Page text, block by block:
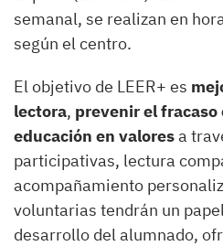
semanal, se realizan en
según el centro.
El objetivo de LEER+ es
lectora, prevenir el fracaso
educación en valoresa
participativas, lectura
acompañamiento
voluntarias tendrán un
desarrollo del alumnado,